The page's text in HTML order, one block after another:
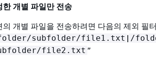
한 개별 파일만 전송
의 개별 파일을 전송하려면 다음의 제외 필
subfolder/file1.txt | /
file2.txt ”